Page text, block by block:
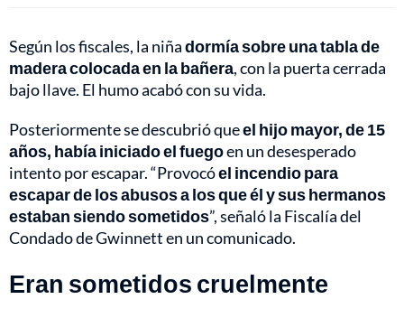
Según los fiscales, la niñadormía sobre una tabla de
madera colocada en la bañera, con la puerta cerrada
bajo llave. El humo acabó con su vida.
Posteriormente se descubrió queel hijo mayor, de 15
años, había iniciado el fuegoen un desesperado
intento por escapar. “Provocóel incendio para
escapar de los abusos a los que él y sus hermanos
estaban siendo sometidos”, señaló la Fiscalía del
Condado de Gwinnett en un comunicado.
Eran sometidos cruelmente